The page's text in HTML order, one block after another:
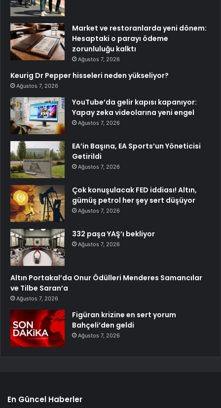
Market ve restoranlarda yeni dönem:
Hesaptaki o parayı ödeme
zorunluluğu kalktı
Ağustos 7, 2026
Keurig Dr Pepper hisseleri neden yükseliyor?
Ağustos 7, 2026
YouTube’da gelir kapısı kapanıyor:
Yapay zeka videolarına yeni engel
Ağustos 7, 2026
EA’in Başına, EA Sports’un Yöneticisi
Getirildi
Ağustos 7, 2026
Çok konuşulacak FED iddiası! Altın,
gümüş petrol her şey sert düşüyor
Ağustos 7, 2026
332 paşa YAŞ’ı bekliyor
Ağustos 7, 2026
Altın Portakal’da Onur Ödülleri Menderes Samancılar
ve Tilbe Saran’a
Ağustos 7, 2026
Figüran krizine en sert yorum
Bahçeli’den geldi
Ağustos 7, 2026
En Güncel Haberler